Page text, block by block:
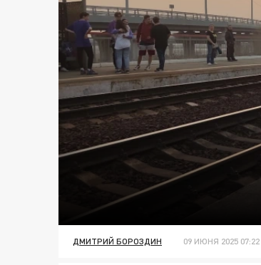
ДМИТРИЙ БОРОЗДИН 09 ИЮНЯ 2025 07:22